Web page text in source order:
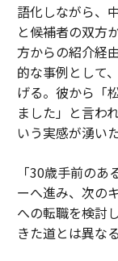
語化しながら、
と候補者の双方
方からの紹介経
的な事例として
げる。彼から「
ました」と言わ
いう実感が湧い
「30歳手前の
ーへ進み、次の
への転職を検討
きた道とは異な